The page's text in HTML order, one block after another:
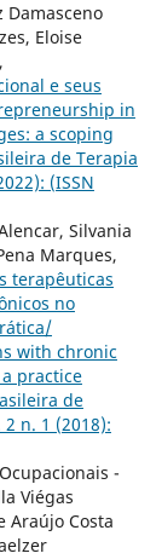
Damasceno
Eloise
e seus
in
a scoping
de Terapia
(ISSN
Silvania
Marques,
terapêuticas
no
with chronic
practice
de
2 n. 1 (2018):
-
Viégas
Araújo Costa